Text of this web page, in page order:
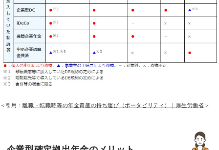
＜引用：離職・転職時等の年金資産の持ち運び（ポータビリティ）｜厚生労働省 ＞